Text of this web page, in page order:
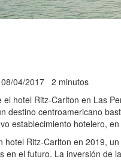
08/04/2017 2 minutos
el hotel Ritz-Carlton en Las
destino centroamericano
establecimiento hotelero,
hotel Ritz-Carlton en 2019,
en el futuro. La inversión de